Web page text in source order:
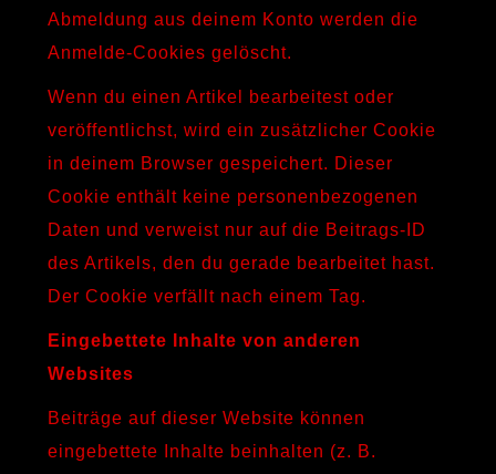
Abmeldung aus deinem Konto werden die
Anmelde-Cookies gelöscht.
Wenn du einen Artikel bearbeitest oder
veröffentlichst, wird ein zusätzlicher Cookie
in deinem Browser gespeichert. Dieser
Cookie enthält keine personenbezogenen
Daten und verweist nur auf die Beitrags-ID
des Artikels, den du gerade bearbeitet hast.
Der Cookie verfällt nach einem Tag.
Eingebettete Inhalte von anderen
Websites
Beiträge auf dieser Website können
eingebettete Inhalte beinhalten (z. B.